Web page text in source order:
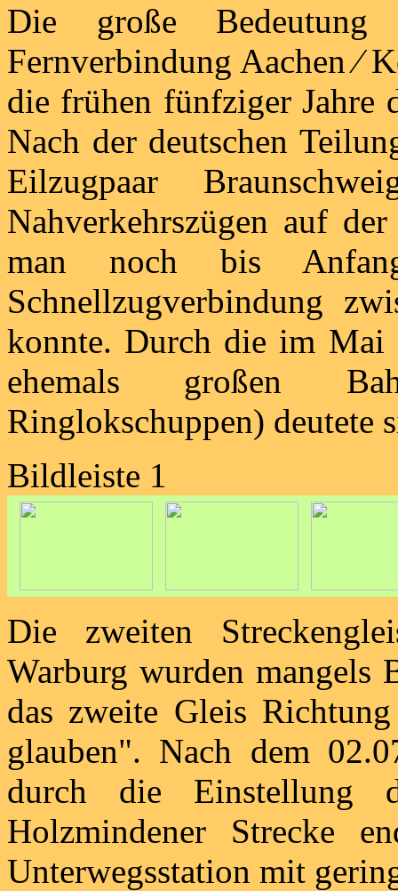
Die große
Fernverbindung Aachen ⁄
die frühen fünfziger Jahre
Nach der deutschen
Eilzugpaar
Nahverkehrszügen auf
man noch bis
Schnellzugverbindung
konnte. Durch die im Mai
ehemals großen
Ringlokschuppen) deutete
Bildleiste 1
Die zweiten
Warburg wurden mangels
das zweite Gleis
glauben". Nach dem
durch die Einstellung
Holzmindener Strecke
Unterwegsstation mit